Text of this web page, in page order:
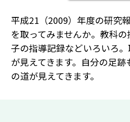
平成21（2009）年度の研究
を取ってみませんか。教科
子の指導記録などいろいろ
が見えてきます。自分の足
の道が見えてきます。